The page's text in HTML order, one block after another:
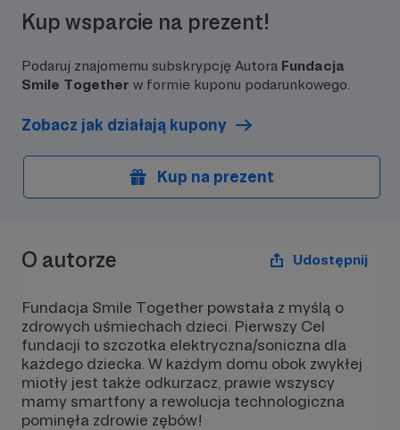
Kup wsparcie na prezent!
Podaruj znajomemu subskrypcję Autora Fundacja
Smile Together w formie kuponu podarunkowego.
Zobacz jak działają kupony
Kup na prezent
O autorze Udostępnij
Fundacja Smile Together powstała z myślą o
zdrowych uśmiechach dzieci. Pierwszy Cel
fundacji to szczotka elektryczna/soniczna dla
każdego dziecka. W każdym domu obok zwykłej
miotły jest także odkurzacz, prawie wszyscy
mamy smartfony a rewolucja technologiczna
pominęła zdrowie zębów!